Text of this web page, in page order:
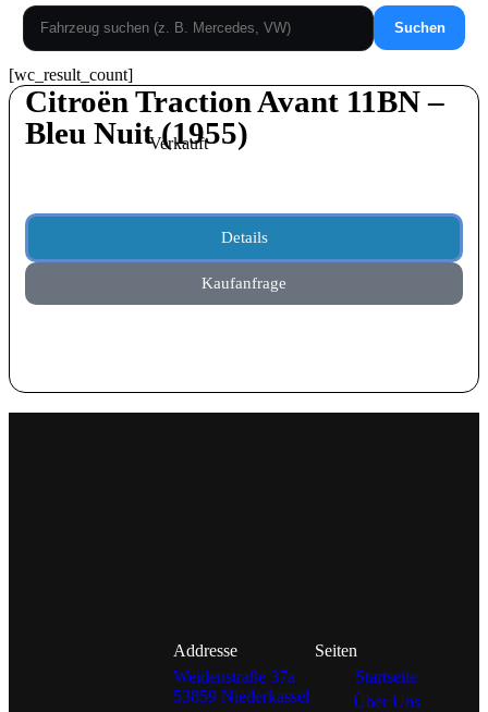
Suchen
[wc_result_count]
Citroën Traction Avant 11BN –
Bleu Nuit (1955)
Verkauft
Details
Kaufanfrage
Addresse
Weidenstraße 37a
53859 Niederkassel
Seiten
Startseite
Über Uns